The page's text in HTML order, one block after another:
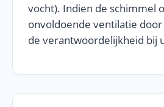
vocht). Indien de schimmel
onvoldoende ventilatie
de verantwoordelijkheid bij